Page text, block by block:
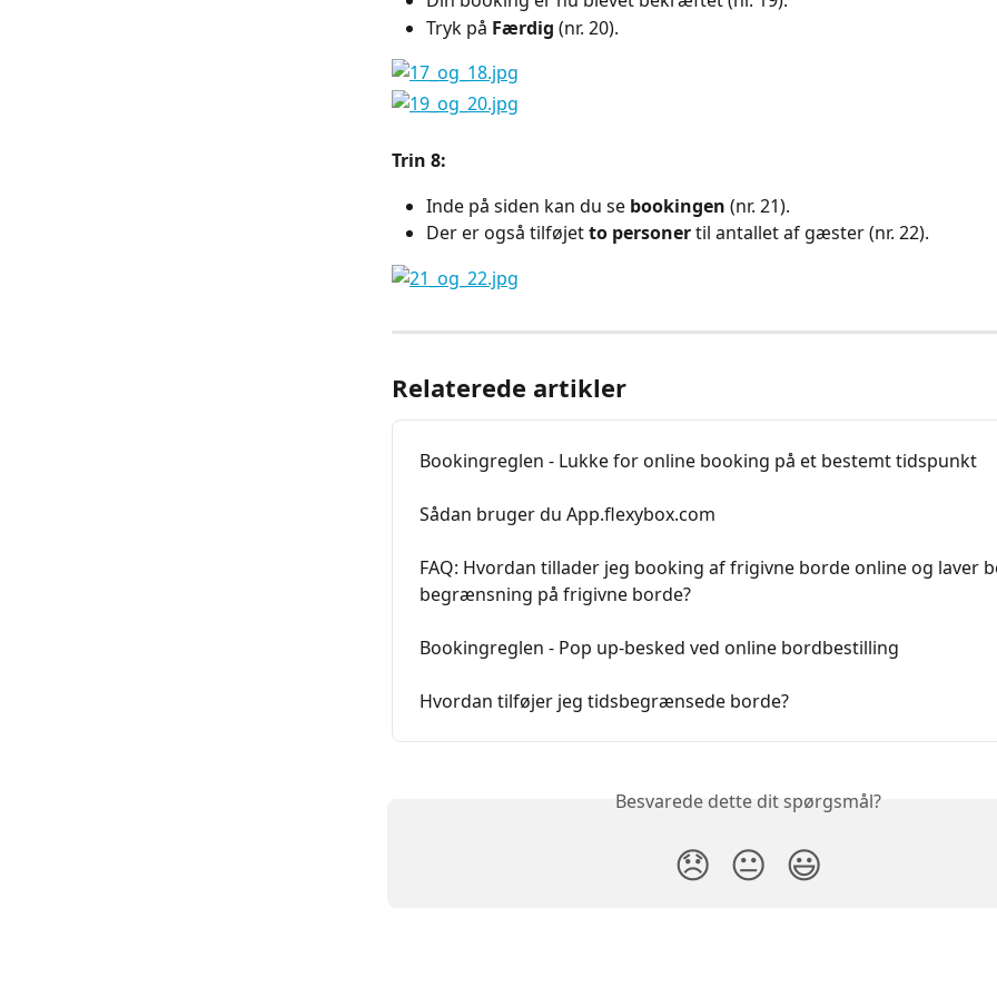
Tryk på Færdig (nr. 20).
Trin 8:
Inde på siden kan du se bookingen (nr. 21).
Der er også tilføjet to personer til antallet af gæster (nr. 22).
Relaterede artikler
Bookingreglen - Lukke for online booking på et bestemt tidspunkt
Sådan bruger du App.flexybox.com
FAQ: Hvordan tillader jeg booking af frigivne borde online og laver
begrænsning på frigivne borde?
Bookingreglen - Pop up-besked ved online bordbestilling
Hvordan tilføjer jeg tidsbegrænsede borde?
Besvarede dette dit spørgsmål?
😞 😐 😃